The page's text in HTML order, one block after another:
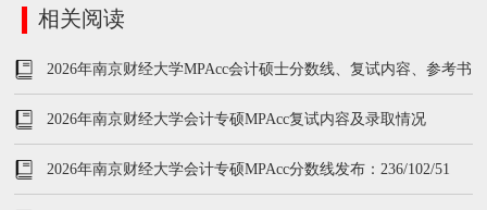
相关阅读
2026年南京财经大学MPAcc会计硕士分数线、复试内容、参考书
2026年南京财经大学会计专硕MPAcc复试内容及录取情况
2026年南京财经大学会计专硕MPAcc分数线发布：236/102/51